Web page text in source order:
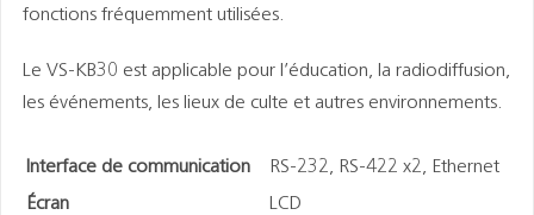
fonctions fréquemment utilisées.
Le VS-KB30 est applicable pour l’éducation, la radiodiffusion,
les événements, les lieux de culte et autres environnements.
Interface de communication
RS-232, RS-422 x2, Ethernet
Écran
LCD